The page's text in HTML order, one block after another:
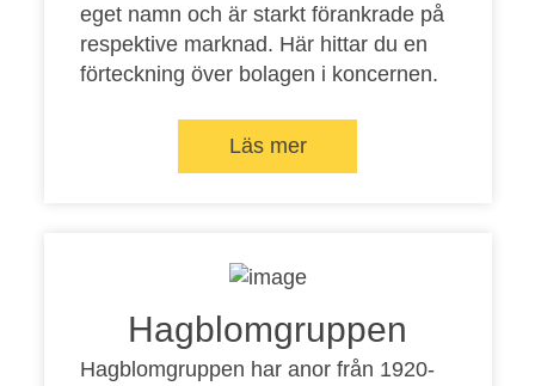
eget namn och är starkt förankrade på
respektive marknad. Här hittar du en
förteckning över bolagen i koncernen.
Läs mer
Hagblomgruppen
Hagblomgruppen har anor från 1920-